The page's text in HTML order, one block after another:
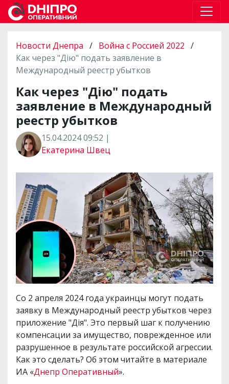
Новости Днепра / Война с Россией 2022 /
Как через "Дію" подать заявление в
Международный реестр убытков
Как через "Дію" подать
заявление в Международный
реестр убытков
15.04.2024 09:52 |
Екатерина Швец
Со 2 апреля 2024 года украинцы могут подать
заявку в Международный реестр убытков через
приложение "Дія". Это первый шаг к получению
компенсации за имущество, поврежденное или
разрушенное в результате российской агрессии.
Как это сделать? Об этом читайте в материале
ИА «Днепр Оперативный».